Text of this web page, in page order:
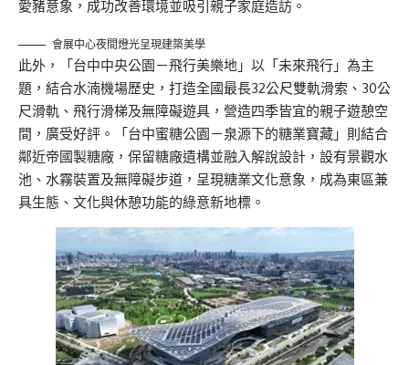
愛豬意象，成功改善環境並吸引親子家庭造訪。
會展中心夜間燈光呈現建築美學
此外，「台中中央公園－飛行美樂地」以「未來飛行」為主
題，結合水湳機場歷史，打造全國最長32公尺雙軌滑索、30公
尺滑軌、飛行滑梯及無障礙遊具，營造四季皆宜的親子遊憩空
間，廣受好評。「台中蜜糖公園－泉源下的糖業寶藏」則結合
鄰近帝國製糖廠，保留糖廠遺構並融入解說設計，設有景觀水
池、水霧裝置及無障礙步道，呈現糖業文化意象，成為東區兼
具生態、文化與休憩功能的綠意新地標。